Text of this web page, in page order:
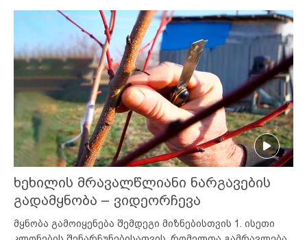
ხეხილის მრავალწლიანი ნარგავების
გადამყნობა – ვიდეორჩევა
მყნობა გამოიყენება შემდეგი მიზნებისთვის 1. ისეთი